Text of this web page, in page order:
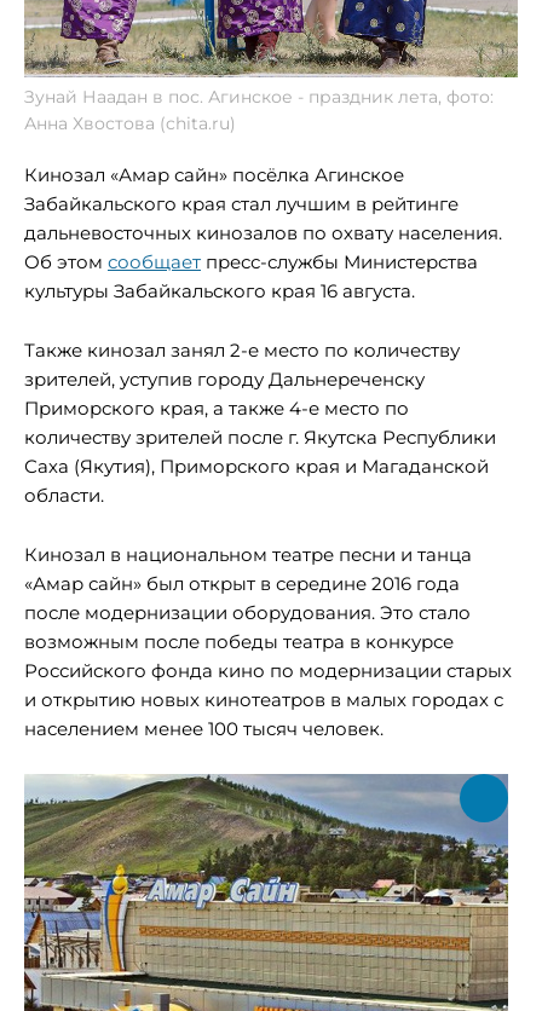
Зунай Наадан в пос. Агинское - праздник лета, фото:
Анна Хвостова (chita.ru)
Кинозал «Амар сайн» посёлка Агинское
Забайкальского края стал лучшим в рейтинге
дальневосточных кинозалов по охвату населения.
Об этом сообщает пресс-службы Министерства
культуры Забайкальского края 16 августа.
Также кинозал занял 2-е место по количеству
зрителей, уступив городу Дальнереченску
Приморского края, а также 4-е место по
количеству зрителей после г. Якутска Республики
Саха (Якутия), Приморского края и Магаданской
области.
Кинозал в национальном театре песни и танца
«Амар сайн» был открыт в середине 2016 года
после модернизации оборудования. Это стало
возможным после победы театра в конкурсе
Российского фонда кино по модернизации старых
и открытию новых кинотеатров в малых городах с
населением менее 100 тысяч человек.